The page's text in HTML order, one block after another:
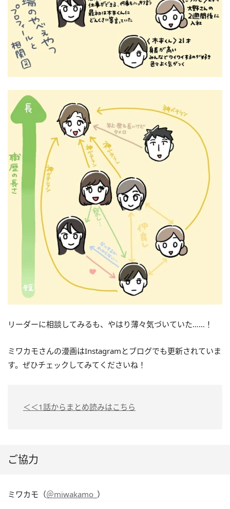
リーダーに相談してみるも、やはり薄々気づいていた……！
ミワカモさんの漫画はInstagramとブログでも更新されていま
す。ぜひチェックしてみてくださいね！
＜＜1話からまとめ読みはこちら
ご協力
ミワカモ（＠miwakamo_ ）